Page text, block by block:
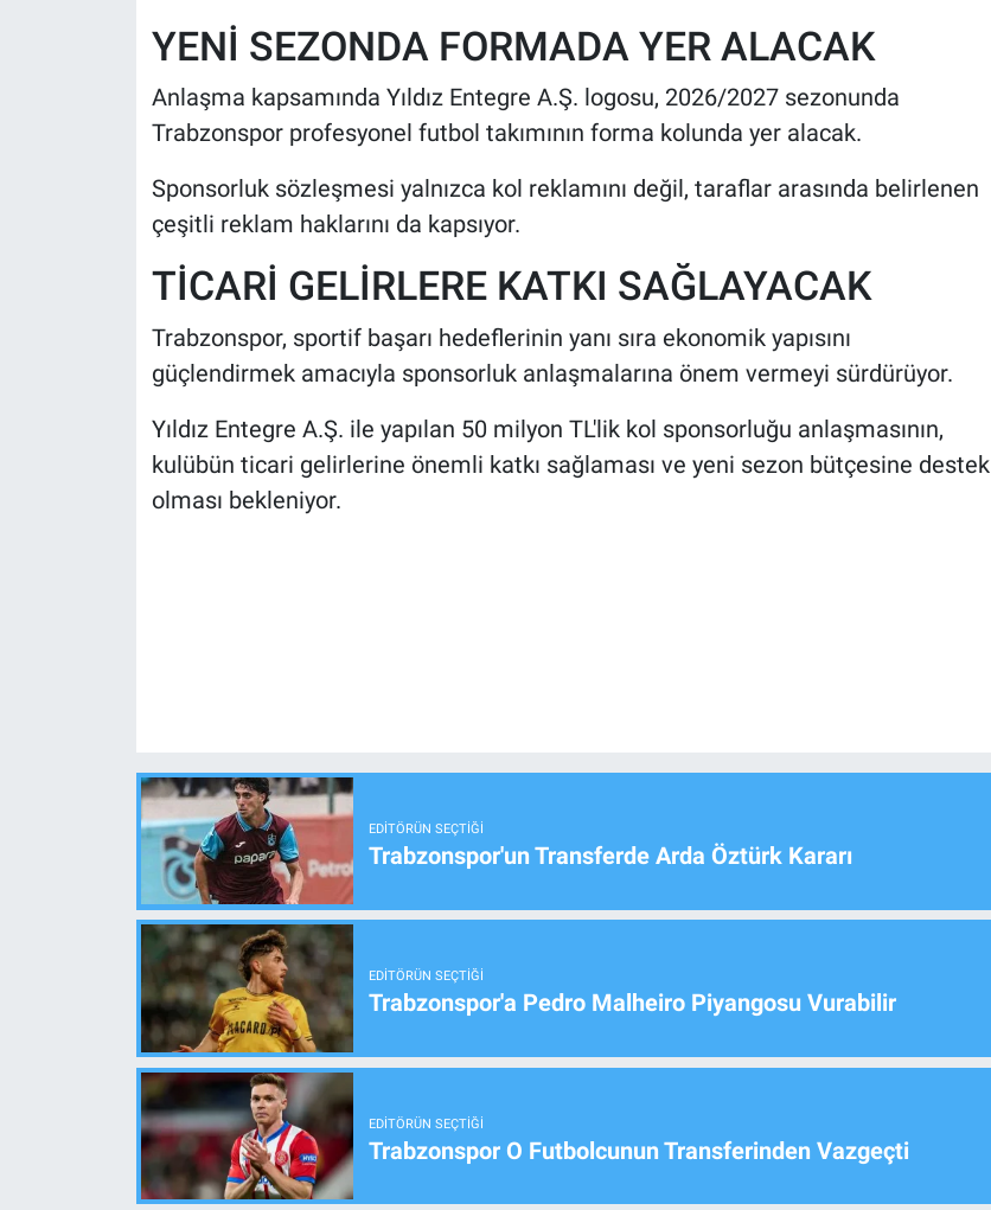
YENİ SEZONDA FORMADA YER ALACAK
Anlaşma kapsamında Yıldız Entegre A.Ş. logosu, 2026/2027 sezonunda
Trabzonspor profesyonel futbol takımının forma kolunda yer alacak.
Sponsorluk sözleşmesi yalnızca kol reklamını değil, taraflar arasında belirlenen
çeşitli reklam haklarını da kapsıyor.
TİCARİ GELİRLERE KATKI SAĞLAYACAK
Trabzonspor, sportif başarı hedeflerinin yanı sıra ekonomik yapısını
güçlendirmek amacıyla sponsorluk anlaşmalarına önem vermeyi sürdürüyor.
Yıldız Entegre A.Ş. ile yapılan 50 milyon TL'lik kol sponsorluğu anlaşmasının,
kulübün ticari gelirlerine önemli katkı sağlaması ve yeni sezon bütçesine destek
olması bekleniyor.
EDITÖRÜN SEÇTIĞI
Trabzonspor'un Transferde Arda Öztürk Kararı
EDITÖRÜN SEÇTIĞI
Trabzonspor'a Pedro Malheiro Piyangosu Vurabilir
EDITÖRÜN SEÇTIĞI
Trabzonspor O Futbolcunun Transferinden Vazgeçti